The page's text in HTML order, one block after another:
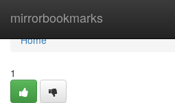
mirrorbookmarks
Home
Home
1